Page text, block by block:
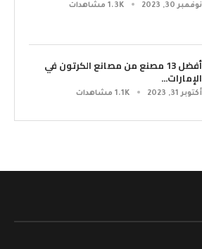
نوفمبر 30, 2023 1.3K مشاهدات
أفضل 13 مصنع من مصانع الكرتون في
الإمارات...
أكتوبر 31, 2023 1.1K مشاهدات